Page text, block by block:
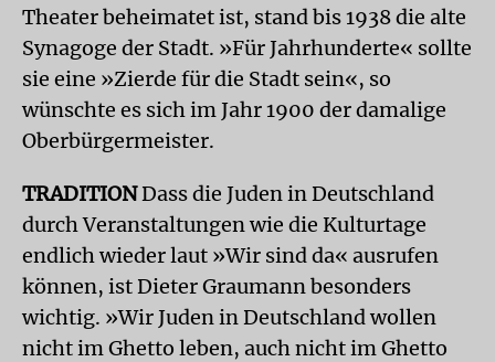
Theater beheimatet ist, stand bis 1938 die alte
Synagoge der Stadt. »Für Jahrhunderte« sollte
sie eine »Zierde für die Stadt sein«, so
wünschte es sich im Jahr 1900 der damalige
Oberbürgermeister.
TRADITIONDass die Juden in Deutschland
durch Veranstaltungen wie die Kulturtage
endlich wieder laut »Wir sind da« ausrufen
können, ist Dieter Graumann besonders
wichtig. »Wir Juden in Deutschland wollen
nicht im Ghetto leben, auch nicht im Ghetto